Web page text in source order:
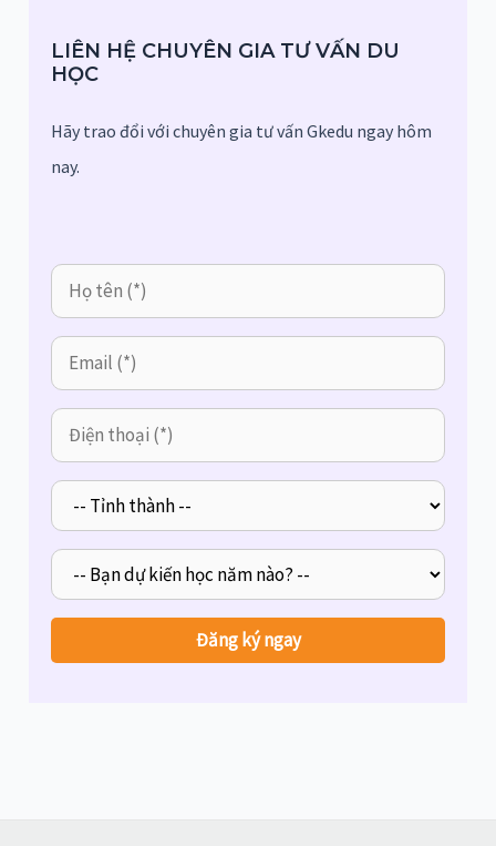
LIÊN HỆ CHUYÊN GIA TƯ VẤN DU
HỌC
Hãy trao đổi với chuyên gia tư vấn Gkedu ngay hôm
nay.